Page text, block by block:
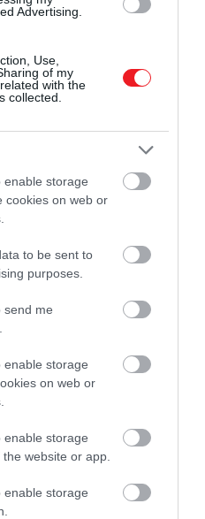
Advertising.
Use,
of my
with the
collected.
enable storage
cookies on web or
to be sent to
purposes.
send me
enable storage
on web or
enable storage
website or app.
enable storage
mégis homokot
– ez áll a
legszárazabb vidéke,
eső
. Ilyenkor a
időre virágba borulnak
válnak. A sivatagi
geológiai léptékben
meg igazán a
pályájának ciklikus
nedvesebb időszakok
helyén 15 és 5
és gazdag
ezzel szemben
szerint működne:
szinte ugyanaz maradt.